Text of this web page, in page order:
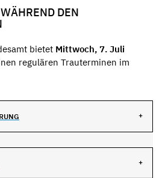
DEN
bietet Mittwoch, 7. Juli
regulären Trauterminen im